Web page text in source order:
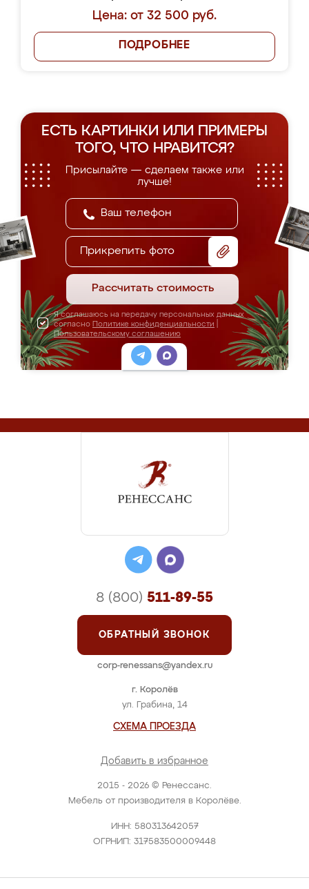
Цена: от 32 500 руб.
ПОДРОБНЕЕ
ЕСТЬ КАРТИНКИ ИЛИ ПРИМЕРЫ
ТОГО, ЧТО НРАВИТСЯ?
Присылайте — сделаем также или
лучше!
Прикрепить фото
Рассчитать стоимость
Я соглашаюсь на передачу персональных данных
согласно Политике конфиденциальности
Пользовательскому соглашению
2015 - 2026 © Ренессанс.
Мебель от производителя в Королёве.
ИНН: 580313642057
ОГРНИП: 317583500009448
г. Королёв
ул. Грабина, 14
СХЕМА ПРОЕЗДА
Добавить в избранное
8 (800) 511-89-55
ОБРАТНЫЙ ЗВОНОК
corp-renessans@yandex.ru